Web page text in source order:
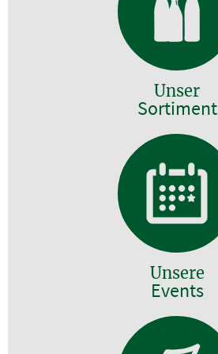
Unser
Sortiment
Unsere
Events